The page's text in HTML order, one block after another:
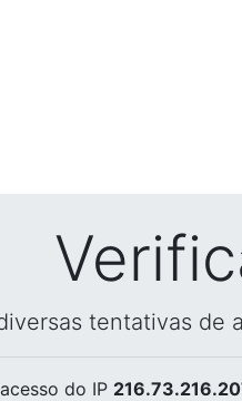
tentativas de
do IP